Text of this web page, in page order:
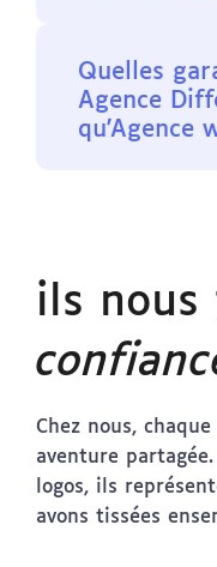
Quelles
Agence
qu'Agence
ils
Chez nous,
aventure
logos, ils
avons tissées